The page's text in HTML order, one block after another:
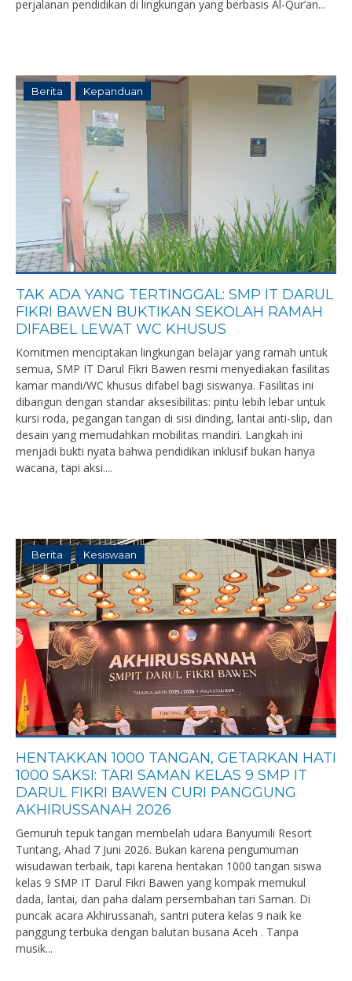
perjalanan pendidikan di lingkungan yang berbasis Al-Qur’an...
Berita Kepanduan
TAK ADA YANG TERTINGGAL: SMP IT DARUL
FIKRI BAWEN BUKTIKAN SEKOLAH RAMAH
DIFABEL LEWAT WC KHUSUS
Komitmen menciptakan lingkungan belajar yang ramah untuk
semua, SMP IT Darul Fikri Bawen resmi menyediakan fasilitas
kamar mandi/WC khusus difabel bagi siswanya. Fasilitas ini
dibangun dengan standar aksesibilitas: pintu lebih lebar untuk
kursi roda, pegangan tangan di sisi dinding, lantai anti-slip, dan
desain yang memudahkan mobilitas mandiri. Langkah ini
menjadi bukti nyata bahwa pendidikan inklusif bukan hanya
wacana, tapi aksi....
Berita Kesiswaan
HENTAKKAN 1000 TANGAN, GETARKAN HATI
1000 SAKSI: TARI SAMAN KELAS 9 SMP IT
DARUL FIKRI BAWEN CURI PANGGUNG
AKHIRUSSANAH 2026
Gemuruh tepuk tangan membelah udara Banyumili Resort
Tuntang, Ahad 7 Juni 2026. Bukan karena pengumuman
wisudawan terbaik, tapi karena hentakan 1000 tangan siswa
kelas 9 SMP IT Darul Fikri Bawen yang kompak memukul
dada, lantai, dan paha dalam persembahan tari Saman. Di
puncak acara Akhirussanah, santri putera kelas 9 naik ke
panggung terbuka dengan balutan busana Aceh . Tanpa
musik...